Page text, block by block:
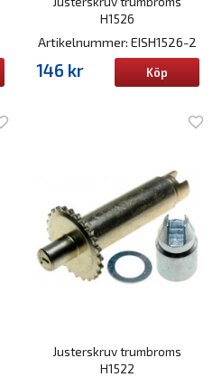
H1526
Artikelnummer: EISH1526-2
146 kr Köp
Justerskruv trumbroms
H1522